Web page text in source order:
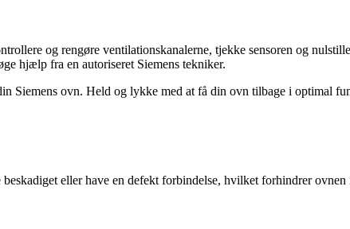
og rengøre ventilationskanalerne, tjekke sensoren og
hjælp fra en autoriseret Siemens tekniker.
Siemens ovn. Held og lykke med at få din ovn tilbage i optimal
eller have en defekt forbindelse, hvilket forhindrer